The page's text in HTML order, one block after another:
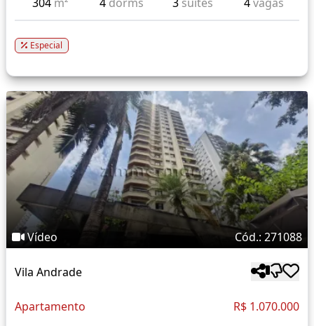
Especial
Vídeo Cód.: 271088
Vila Andrade
Apartamento R$ 1.070.000